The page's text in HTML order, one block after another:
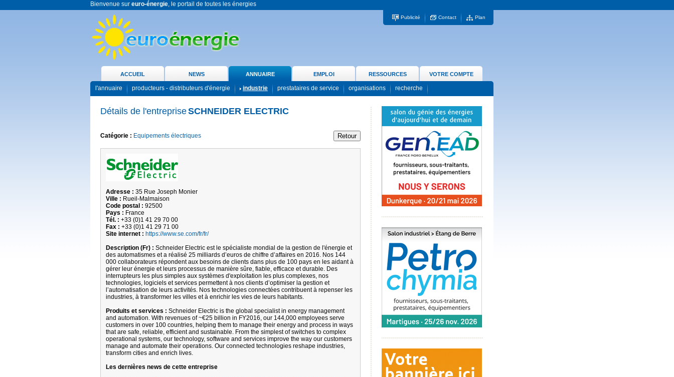
Bienvenue sur euro-énergie, le portail de toutes les énergies
Publicité Contact Plan
ACCUEIL NEWS ANNUAIRE EMPLOI RESSOURCES VOTRE COMPTE
l'annuaire producteurs - distributeurs d'énergie industrie prestataires de service organisations recherche
Détails de l'entrepriseSCHNEIDER ELECTRIC
Catégorie : Equipements électriques
Adresse : 35 Rue Joseph Monier
Ville : Rueil-Malmaison
Code postal : 92500
Pays : France
Tél. : +33 (0)1 41 29 70 00
Fax : +33 (0)1 41 29 71 00
Site internet : https://www.se.com/fr/fr/
Description (Fr) : Schneider Electric est le spécialiste mondial de la gestion de l'énergie et
des automatismes et a réalisé 25 milliards d’euros de chiffre d’affaires en 2016. Nos 144
000 collaborateurs répondent aux besoins de clients dans plus de 100 pays en les aidant à
gérer leur énergie et leurs processus de manière sûre, fiable, efficace et durable. Des
interrupteurs les plus simples aux systèmes d'exploitation les plus complexes, nos
technologies, logiciels et services permettent à nos clients d’optimiser la gestion et
l’automatisation de leurs activités. Nos technologies connectées contribuent à repenser les
industries, à transformer les villes et à enrichir les vies de leurs habitants.
Produits et services : Schneider Electric is the global specialist in energy management
and automation. With revenues of ~€25 billion in FY2016, our 144,000 employees serve
customers in over 100 countries, helping them to manage their energy and process in ways
that are safe, reliable, efficient and sustainable. From the simplest of switches to complex
operational systems, our technology, software and services improve the way our customers
manage and automate their operations. Our connected technologies reshape industries,
transform cities and enrich lives.
Les dernières news de cette entreprise